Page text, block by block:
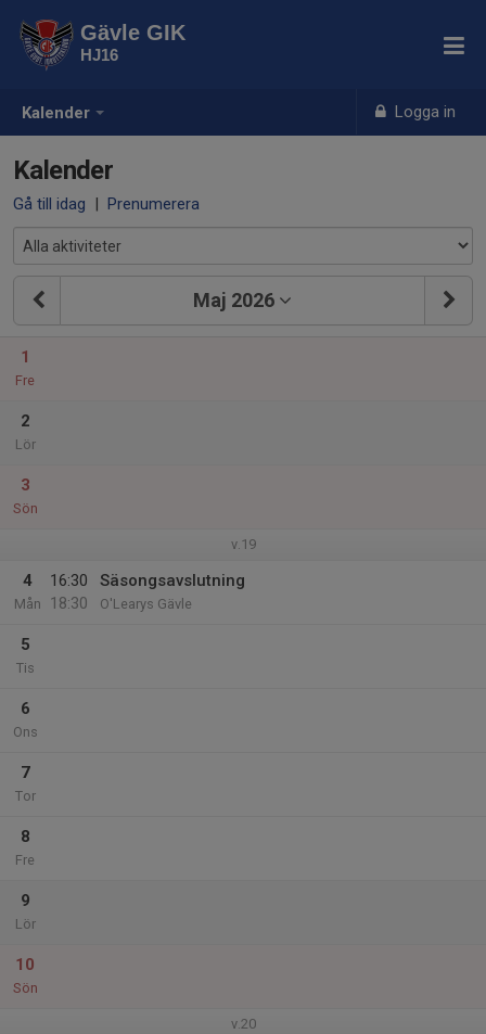
Kalender Logga in
Gävle GIK
HJ16
Kalender
Gå till idag | Prenumerera
Maj 2026
1
Fre
2
Lör
3
Sön
v.19
4
Mån
16:30
18:30
Säsongsavslutning
O'Learys Gävle
5
Tis
6
Ons
7
Tor
8
Fre
9
Lör
10
Sön
v.20